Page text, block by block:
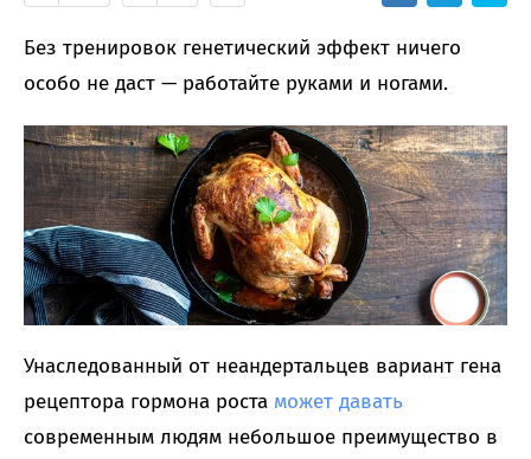
Без тренировок генетический эффект ничего
особо не даст — работайте руками и ногами.
Унаследованный от неандертальцев вариант гена
рецептора гормона роста может давать
современным людям небольшое преимущество в